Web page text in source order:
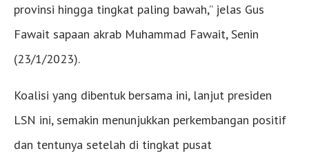
provinsi hingga tingkat paling bawah,” jelas Gus
Fawait sapaan akrab Muhammad Fawait, Senin
(23/1/2023).
Koalisi yang dibentuk bersama ini, lanjut presiden
LSN ini, semakin menunjukkan perkembangan positif
dan tentunya setelah di tingkat pusat